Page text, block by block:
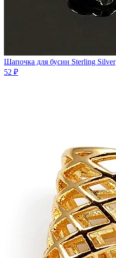
Шапочка для бусин Sterling Silver
52 ₽